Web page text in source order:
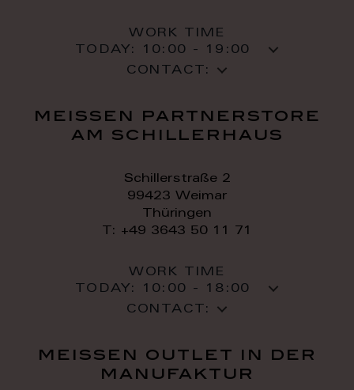
WORK TIME
TODAY:
10:00 - 19:00
CONTACT:
meissen partnerstore
am schillerhaus
Schillerstraße 2
99423 Weimar
Thüringen
T: +49 3643 50 11 71
WORK TIME
TODAY:
10:00 - 18:00
CONTACT:
meissen outlet in der
manufaktur